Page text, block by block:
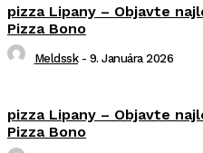
pizza Lipany – Objavte
Pizza Bono
Meldssk - 9. Januára 2026
pizza Lipany – Objavte
Pizza Bono